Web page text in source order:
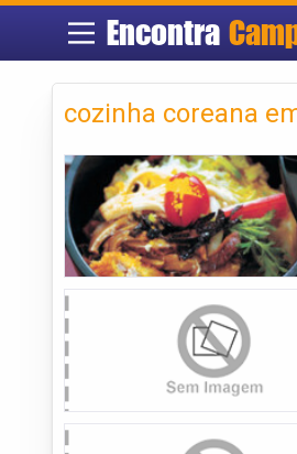
Encontra
cozinha coreana